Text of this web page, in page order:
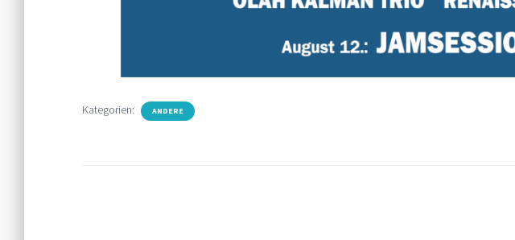
Kategorien: ANDERE